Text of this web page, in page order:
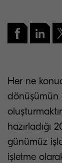
Her ne
dönüşümün
hazırladığı
günümüz
işletme